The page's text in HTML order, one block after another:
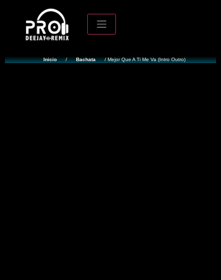
Inicio / Bachata / Mejor Que A Ti Me Va (Intro Outro)